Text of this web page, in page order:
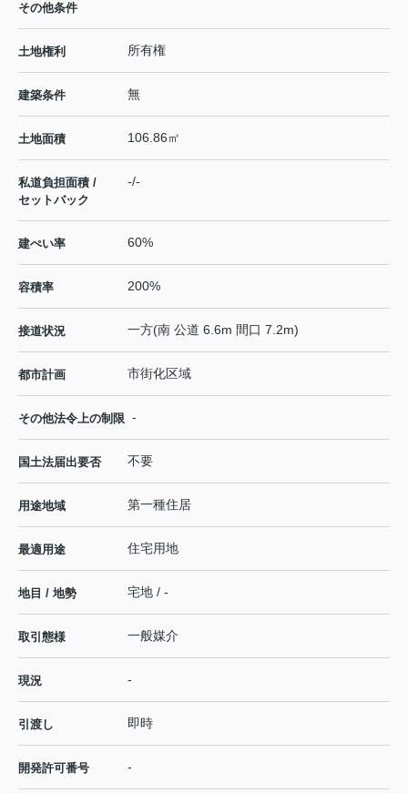
その他条件
土地権利 所有権
建築条件 無
土地面積 106.86㎡
私道負担面積 /
セットバック
-/-
建ぺい率 60%
容積率 200%
接道状況 一方(南 公道 6.6m 間口 7.2m)
都市計画 市街化区域
その他法令上の制限 -
国土法届出要否 不要
用途地域 第一種住居
最適用途 住宅用地
地目 / 地勢 宅地 / -
取引態様 一般媒介
現況 -
引渡し 即時
開発許可番号 -